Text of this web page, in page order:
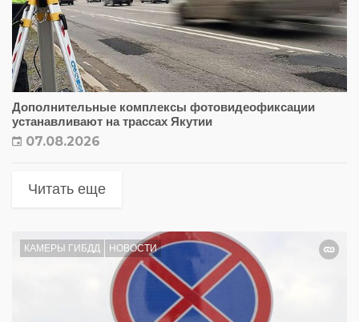
Дополнительные комплексы фотовидеофиксации
устанавливают на трассах Якутии
07.08.2026
Читать еще
КАМЕРЫ ГИБДД НОВОСТИ